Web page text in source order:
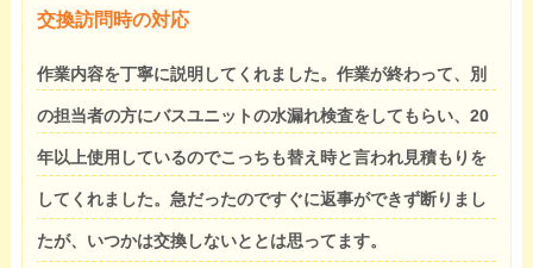
交換訪問時の対応
作業内容を丁寧に説明してくれました。作業が終わって、別
の担当者の方にバスユニットの水漏れ検査をしてもらい、20
年以上使用しているのでこっちも替え時と言われ見積もりを
してくれました。急だったのですぐに返事ができず断りまし
たが、いつかは交換しないととは思ってます。